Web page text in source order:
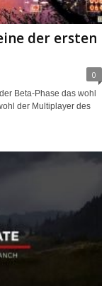
der ersten
0
Beta-Phase das wohl
der Multiplayer des